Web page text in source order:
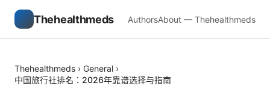
Thehealthmeds AuthorsAbout — Thehealthmeds
Thehealthmeds › General ›
中国旅行社排名：2026年靠谱选择与指南